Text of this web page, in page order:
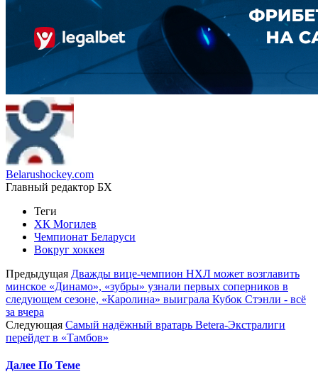
Belarushockey.com
Главный редактор БХ
Теги
ХК Могилев
Чемпионат Беларуси
Вокруг хоккея
Предыдущая Дважды вице-чемпион НХЛ может возглавить
минское «Динамо», «зубры» узнали первых соперников в
следующем сезоне, «Каролина» выиграла Кубок Стэнли - всё
за вчера
Следующая Самый надёжный вратарь Betera-Экстралиги
перейдет в «Тамбов»
Далее По Теме